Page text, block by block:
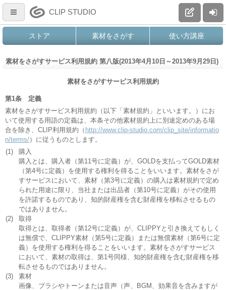
CLIP STUDIO
ストア 素材をさがす 使い方講座
素材をさがすサービス利用規約 第八版(2013年4月10日～2013年9月29日)
素材をさがすサービス利用規約
第1条 定義
素材をさがすサービス利用規約（以下「素材規約」といいます。）にお
いて使用する用語の定義は、本条その他素材規約上に別途定めのある場
合を除き、CLIP利用規約（ http://www.clip-studio.com/clip_site/informatio
n/terms/）に従うものとします。
(1)
購入
購入とは、購入者（第11号に定義）が、GOLDを支払ってGOLD素材
（第4号に定義）を使用する権利を得ることをいいます。素材をさが
すサービスにおいて、素材（第3号に定義）の購入は素材規約で定め
られた用途に限り、当社または出品者（第10号に定義）がその使用
を許諾するものであり、知的財産権を含む財産権を移転させるもの
ではありません。
(2)
取得
取得とは、取得者（第12号に定義）が、CLIPPYと引き換えてもしく
は無償で、CLIPPY素材（第5号に定義）または無償素材（第6号に定
義）を使用する権利を得ることをいいます。素材をさがすサービス
において、素材の取得は、第1号同様、知的財産権を含む財産権を移
転させるものではありません。
(3)
素材
画像、ブラシやトーンまたは音声（声、BGM、効果音を含みますが